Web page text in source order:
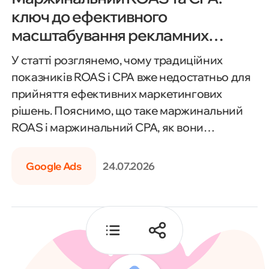
Визначення викликів
Стратегія
Реалізація
Результати
Висновки
Google Ads 24.07.2026
ключ до ефективного
масштабування рекламних
інвестицій
У статті розглянемо, чому традиційних
показників ROAS і CPA вже недостатньо для
прийняття ефективних маркетингових
рішень. Пояснимо, що таке маржинальний
ROAS і маржинальний CPA, як вони
рекламних кампаній та визначити
метрики для контролю рекламних витрат,
підвищення рентабельності інвестицій і
прийняття обґрунтованих бізнес-рішень.